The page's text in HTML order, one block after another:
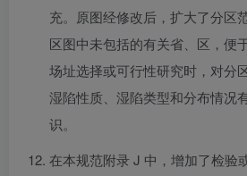
充。原图经修改后，扩大了分区
区图中未包括的有关省、区，便
场址选择或可行性研究时，对分
湿陷性质、湿陷类型和分布情况
识。
在本规范附录 J 中，增加了检验